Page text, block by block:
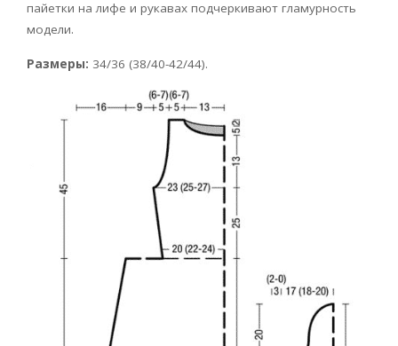
пайетки на лифе и рукавах подчеркивают гламурность
модели.
Размеры: 34/36 (38/40-42/44).